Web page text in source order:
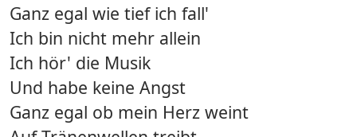
Ganz egal wie tief ich fall'
Ich bin nicht mehr allein
Ich hör' die Musik
Und habe keine Angst
Ganz egal ob mein Herz weint